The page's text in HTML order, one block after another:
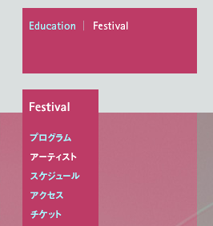
プログラム
アーティスト
スケジュール
アクセス